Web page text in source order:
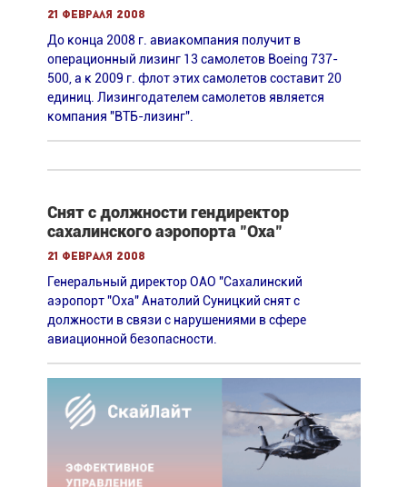
21 февраля 2008
До конца 2008 г. авиакомпания получит в
операционный лизинг 13 самолетов Boeing 737-
500, а к 2009 г. флот этих самолетов составит 20
единиц. Лизингодателем самолетов является
компания "ВТБ-лизинг".
Снят с должности гендиректор
сахалинского аэропорта "Оха"
21 февраля 2008
Генеральный директор ОАО "Сахалинский
аэропорт "Оха" Анатолий Суницкий снят с
должности в связи с нарушениями в сфере
авиационной безопасности.